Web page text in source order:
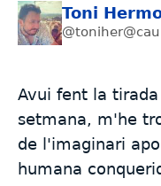
Toni
Avui fent la
setmana, m'he
de l'imaginari
humana